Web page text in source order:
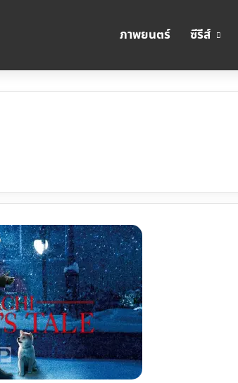
ภาพยนตร์ ซีรีส์